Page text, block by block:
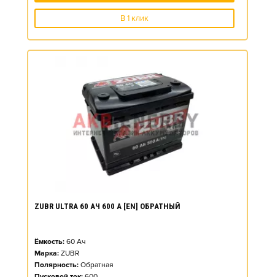
В 1 клик
ZUBR ULTRA 60 АЧ 600 А [EN] ОБРАТНЫЙ
Ёмкость: 60 Ач
Марка: ZUBR
Полярность: Обратная